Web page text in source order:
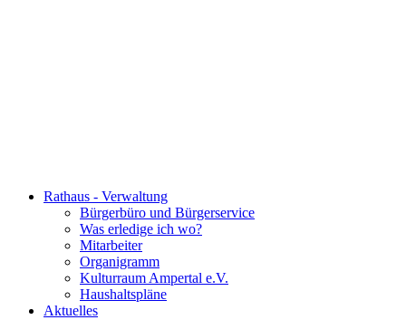
Rathaus - Verwaltung
Bürgerbüro und Bürgerservice
Was erledige ich wo?
Mitarbeiter
Organigramm
Kulturraum Ampertal e.V.
Haushaltspläne
Aktuelles